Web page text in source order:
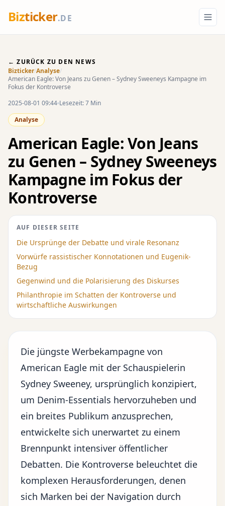
Bizticker.DE
← ZURÜCK ZU DEN NEWS
Bizticker/Analyse/
American Eagle: Von Jeans zu Genen – Sydney Sweeneys Kampagne im
Fokus der Kontroverse
2025-08-01 09:44 Lesezeit: 7 Min
Analyse
American Eagle: Von Jeans
zu Genen – Sydney Sweeneys
Kampagne im Fokus der
Kontroverse
AUF DIESER SEITE
Die Ursprünge der Debatte und virale Resonanz
Vorwürfe rassistischer Konnotationen und Eugenik-
Bezug
Gegenwind und die Polarisierung des Diskurses
Philanthropie im Schatten der Kontroverse und
wirtschaftliche Auswirkungen
Die jüngste Werbekampagne von
American Eagle mit der Schauspielerin
Sydney Sweeney, ursprünglich konzipiert,
um Denim-Essentials hervorzuheben und
ein breites Publikum anzusprechen,
entwickelte sich unerwartet zu einem
Brennpunkt intensiver öffentlicher
Debatten. Die Kontroverse beleuchtet die
komplexen Herausforderungen, denen
sich Marken bei der Navigation durch